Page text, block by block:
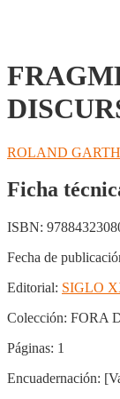
ROLAND
Ficha
ISBN:
Fecha de
Editorial: SIGLO
Colección: FORA
Páginas: 1
Encuadernación: